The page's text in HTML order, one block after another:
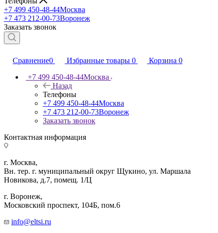
+7 499 450-48-44Москва
+7 473 212-00-73Воронеж
Заказать звонок
Сравнение0 Избранные товары 0 Корзина 0
+7 499 450-48-44Москва
Назад
Телефоны
+7 499 450-48-44Москва
+7 473 212-00-73Воронеж
Заказать звонок
Контактная информация
г. Москва,
Вн. тер. г. муниципальный округ Щукино, ул. Маршала
Новикова, д.7, помещ. 1/Ц
г. Воронеж,
​Московский проспект, 104Б, пом.6
info@eltsi.ru